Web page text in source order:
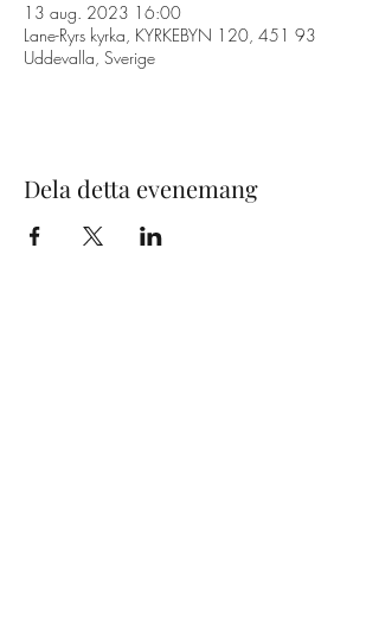
13 aug. 2023 16:00
Lane-Ryrs kyrka, KYRKEBYN 120, 451 93
Uddevalla, Sverige
Dela detta evenemang